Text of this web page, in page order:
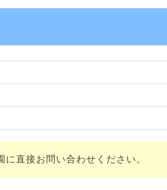
直接お問い合わせください。